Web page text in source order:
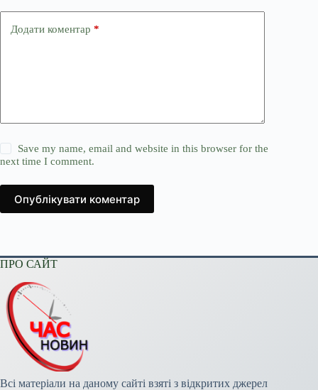
Додати коментар *
Save my name, email and website in this browser for the
next time I comment.
Опублікувати коментар
ПРО САЙТ
Всі матеріали на даному сайті взяті з відкритих джерел